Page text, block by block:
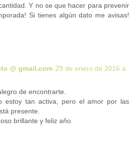
Y no se que hacer para prevenir
Si tienes algún dato me avisas!
@ gmail.com 29 de enero de 2016 a
de encontrarte.
estoy tan activa, pero el amor por las
presente.
brillante y feliz año.